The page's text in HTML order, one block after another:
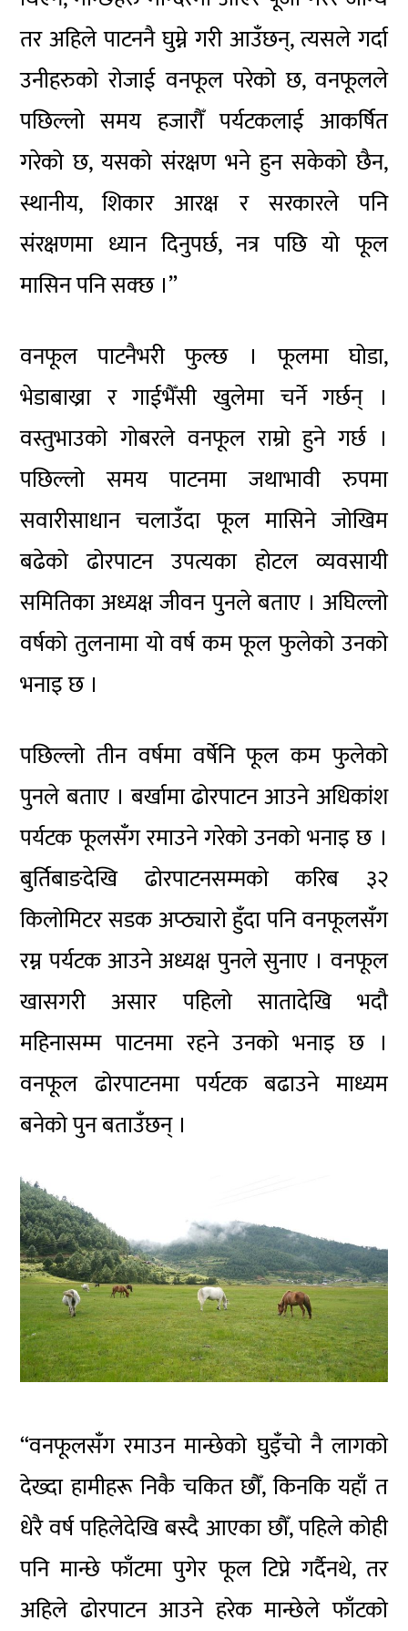
तर अहिले पाटननै घुम्ने गरी आउँछन्, त्यसले गर्दा
उनीहरुको रोजाई वनफूल परेको छ, वनफूलले
पछिल्लो समय हजारौँ पर्यटकलाई आकर्षित
गरेको छ, यसको संरक्षण भने हुन सकेको छैन,
स्थानीय, शिकार आरक्ष र सरकारले पनि
संरक्षणमा ध्यान दिनुपर्छ, नत्र पछि यो फूल
मासिन पनि सक्छ ।”
वनफूल पाटनैभरी फुल्छ । फूलमा घोडा,
भेडाबाख्रा र गाईभैँसी खुलेमा चर्ने गर्छन् ।
वस्तुभाउको गोबरले वनफूल राम्रो हुने गर्छ ।
पछिल्लो समय पाटनमा जथाभावी रुपमा
सवारीसाधान चलाउँदा फूल मासिने जोखिम
बढेको ढोरपाटन उपत्यका होटल व्यवसायी
समितिका अध्यक्ष जीवन पुनले बताए । अघिल्लो
वर्षको तुलनामा यो वर्ष कम फूल फुलेको उनको
भनाइ छ ।
पछिल्लो तीन वर्षमा वर्षेनि फूल कम फुलेको
पुनले बताए । बर्खामा ढोरपाटन आउने अधिकांश
पर्यटक फूलसँग रमाउने गरेको उनको भनाइ छ ।
बुर्तिबाङदेखि ढोरपाटनसम्मको करिब ३२
किलोमिटर सडक अप्ठ्यारो हुँदा पनि वनफूलसँग
रम्न पर्यटक आउने अध्यक्ष पुनले सुनाए । वनफूल
खासगरी असार पहिलो सातादेखि भदौ
महिनासम्म पाटनमा रहने उनको भनाइ छ ।
वनफूल ढोरपाटनमा पर्यटक बढाउने माध्यम
बनेको पुन बताउँछन् ।
“वनफूलसँग रमाउन मान्छेको घुइँचो नै लागको
देख्दा हामीहरू निकै चकित छौँ, किनकि यहाँ त
धेरै वर्ष पहिलेदेखि बस्दै आएका छौँ, पहिले कोही
पनि मान्छे फाँटमा पुगेर फूल टिप्ने गर्दैनथे, तर
अहिले ढोरपाटन आउने हरेक मान्छेले फाँटको